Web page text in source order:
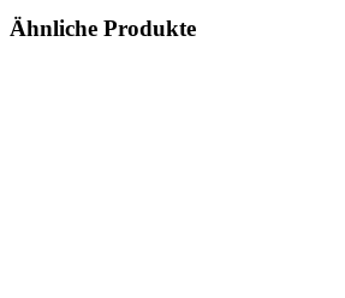
Ähnliche Produkte